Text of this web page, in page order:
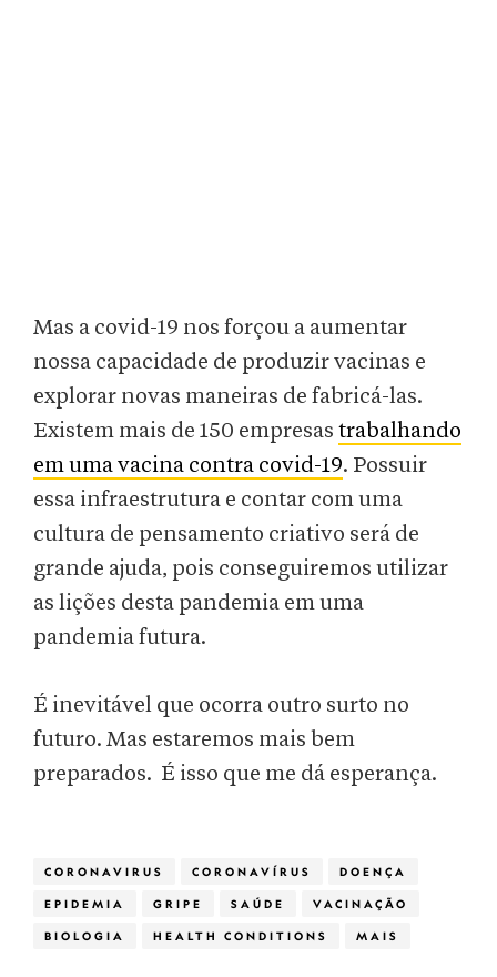
Mas a covid-19 nos forçou a aumentar
nossa capacidade de produzir vacinas e
explorar novas maneiras de fabricá-las.
Existem mais de 150 empresas trabalhando
em uma vacina contra covid-19. Possuir
essa infraestrutura e contar com uma
cultura de pensamento criativo será de
grande ajuda, pois conseguiremos utilizar
as lições desta pandemia em uma
pandemia futura.
É inevitável que ocorra outro surto no
futuro. Mas estaremos mais bem
preparados. É isso que me dá esperança.
CORONAVIRUS CORONAVÍRUS DOENÇA
EPIDEMIA GRIPE SAÚDE VACINAÇÃO
BIOLOGIA HEALTH CONDITIONS MAIS